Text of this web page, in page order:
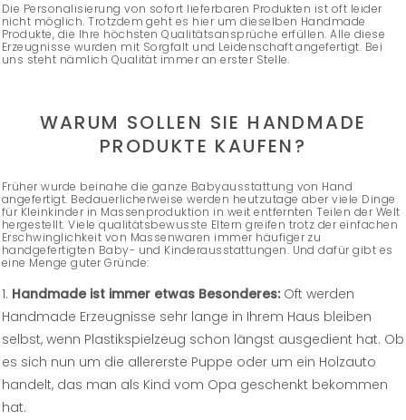
Die Personalisierung von sofort lieferbaren Produkten ist oft leider
nicht möglich. Trotzdem geht es hier um dieselben Handmade
Produkte, die Ihre höchsten Qualitätsansprüche erfüllen. Alle diese
Erzeugnisse wurden mit Sorgfalt und Leidenschaft angefertigt. Bei
uns steht nämlich Qualität immer an erster Stelle.
WARUM SOLLEN SIE HANDMADE
PRODUKTE KAUFEN?
Früher wurde beinahe die ganze Babyausstattung von Hand
angefertigt. Bedauerlicherweise werden heutzutage aber viele Dinge
für Kleinkinder in Massenproduktion in weit entfernten Teilen der Welt
hergestellt. Viele qualitätsbewusste Eltern greifen trotz der einfachen
Erschwinglichkeit von Massenwaren immer häufiger zu
handgefertigten Baby- und Kinderausstattungen. Und dafür gibt es
eine Menge guter Gründe:
Handmade ist immer etwas Besonderes:Oft werden
Handmade Erzeugnisse sehr lange in Ihrem Haus bleiben
selbst, wenn Plastikspielzeug schon längst ausgedient hat. Ob
es sich nun um die allererste Puppe oder um ein Holzauto
handelt, das man als Kind vom Opa geschenkt bekommen
hat.